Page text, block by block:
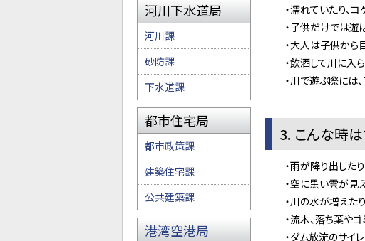
・濡れていたり、コ
・子供だけでは遊ば
・大人は子供から目
・飲酒して川に入ら
・川で遊ぶ際には、
3．こんな時
・雨が降り出したり
・空に黒い雲が見え
・川の水が増えたり
・流木、落ち葉やゴ
・ダム放流のサイレ
河川下水道局
河川課
砂防課
下水道課
都市住宅局
都市政策課
建築住宅課
公共建築課
港湾空港局